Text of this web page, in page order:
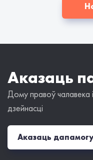
Аказаць
Дому правоў чалавека
дзейнасці
Аказаць